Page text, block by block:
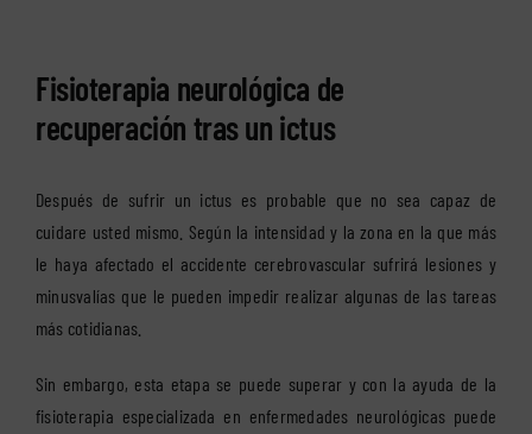
Fisioterapia neurológica de
recuperación tras un ictus
Después de sufrir un ictus es probable que no sea capaz de
cuidare usted mismo. Según la intensidad y la zona en la que más
le haya afectado el accidente cerebrovascular sufrirá lesiones y
minusvalías que le pueden impedir realizar algunas de las tareas
más cotidianas.
Sin embargo, esta etapa se puede superar y con la ayuda de la
fisioterapia especializada en enfermedades neurológicas puede